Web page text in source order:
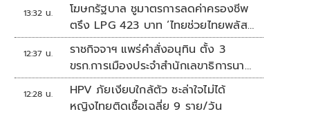
13:32 น.
โฆษกรัฐบาล ชูมาตรการลดค่าครองชีพ
ตรึง LPG 423 บาท ‘ไทยช่วยไทยพลัส’
ดันเงินหมุนแสนล้าน
12:37 น.
ราชกิจจาฯ แพร่คำสั่งอนุทิน ตั้ง 3
ขรก.การเมืองประจำสำนักเลขาธิการนา
ยกฯ
12:28 น.
HPV ภัยเงียบใกล้ตัว ชะล่าใจไม่ได้
หญิงไทยติดเชื้อเฉลี่ย 9 ราย/วัน